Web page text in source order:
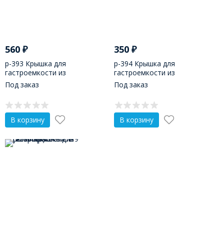
560 ₽
р-393 Крышка для
гастроемкости из
поликарбоната 1/4 (265х162)
Под заказ
В корзину
350₽
р-394 Крышка для
гастроемкости из
поликарбоната 1/6 (176х162)
Под заказ
В корзину